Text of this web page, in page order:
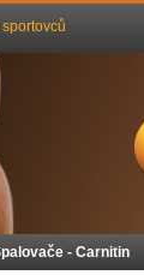
- Carnitin